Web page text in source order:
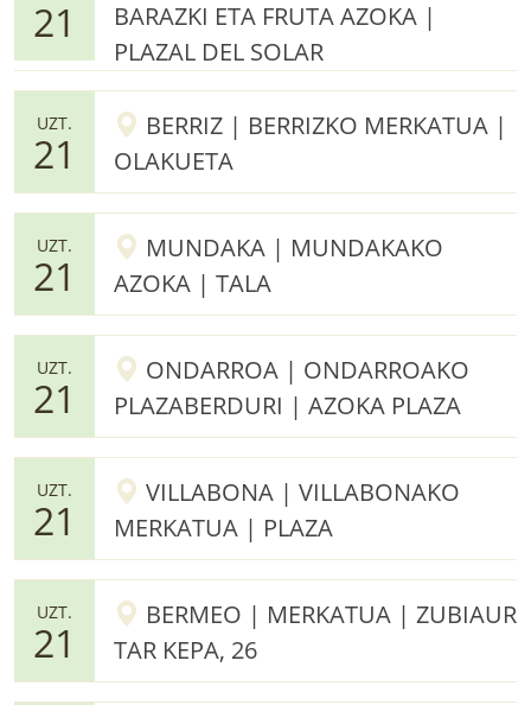
21
BARAZKI ETA FRUTA AZOKA |
PLAZAL DEL SOLAR
UZT.
21
BERRIZ | BERRIZKO MERKATUA |
OLAKUETA
UZT.
21
MUNDAKA | MUNDAKAKO
AZOKA | TALA
UZT.
21
ONDARROA | ONDARROAKO
PLAZABERDURI | AZOKA PLAZA
UZT.
21
VILLABONA | VILLABONAKO
MERKATUA | PLAZA
UZT.
21
BERMEO | MERKATUA | ZUBIAUR
TAR KEPA, 26